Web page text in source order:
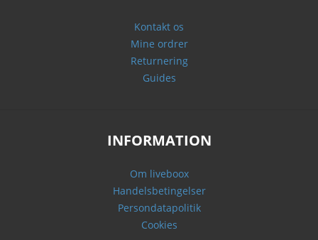
Kontakt os
Mine ordrer
Returnering
Guides
INFORMATION
Om liveboox
Handelsbetingelser
Persondatapolitik
Cookies